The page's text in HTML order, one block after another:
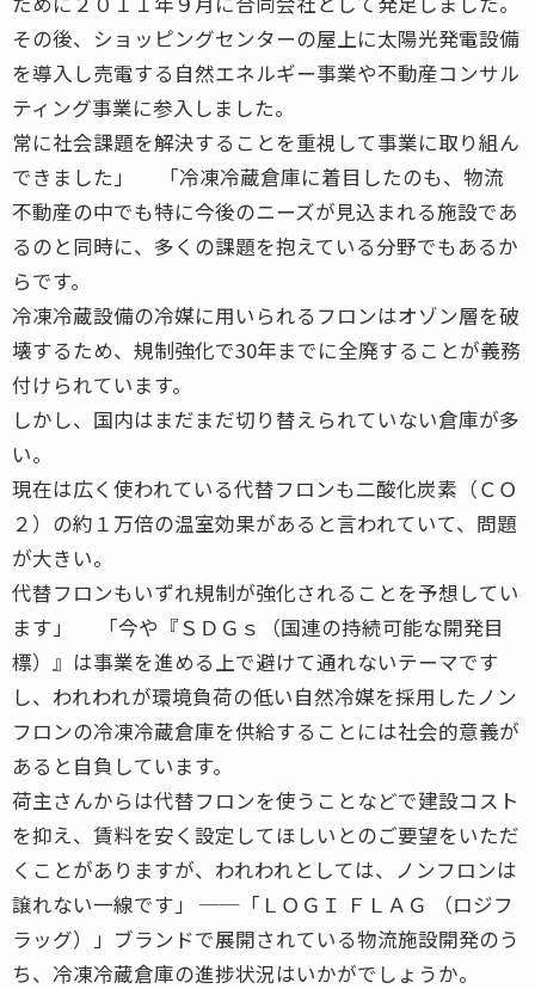
その後、ショッピングセンターの屋上に太陽光発電設備
を導入し売電する自然エネルギー事業や不動産コンサル
ティング事業に参入しました。
常に社会課題を解決することを重視して事業に取り組ん
できました」 「冷凍冷蔵倉庫に着目したのも、物流
不動産の中でも特に今後のニーズが見込まれる施設であ
るのと同時に、多くの課題を抱えている分野でもあるか
らです。
冷凍冷蔵設備の冷媒に用いられるフロンはオゾン層を破
壊するため、規制強化で30年までに全廃することが義務
付けられています。
しかし、国内はまだまだ切り替えられていない倉庫が多
い。
現在は広く使われている代替フロンも二酸化炭素（ＣＯ
２）の約１万倍の温室効果があると言われていて、問題
が大きい。
代替フロンもいずれ規制が強化されることを予想してい
ます」 「今や『ＳＤＧｓ（国連の持続可能な開発目
標）』は事業を進める上で避けて通れないテーマです
し、われわれが環境負荷の低い自然冷媒を採用したノン
フロンの冷凍冷蔵倉庫を供給することには社会的意義が
あると自負しています。
荷主さんからは代替フロンを使うことなどで建設コスト
を抑え、賃料を安く設定してほしいとのご要望をいただ
くことがありますが、われわれとしては、ノンフロンは
譲れない一線です」 ──「ＬＯＧＩ ＦＬＡＧ （ロジフ
ラッグ）」ブランドで展開されている物流施設開発のう
ち、冷凍冷蔵倉庫の進捗状況はいかがでしょうか。